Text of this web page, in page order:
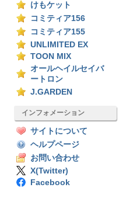
けもケット
コミティア156
コミティア155
UNLIMITED EX
TOON MIX
オールヘイルセイバ
ートロン
J.GARDEN
インフォメーション
サイトについて
ヘルプページ
お問い合わせ
X(Twitter)
Facebook